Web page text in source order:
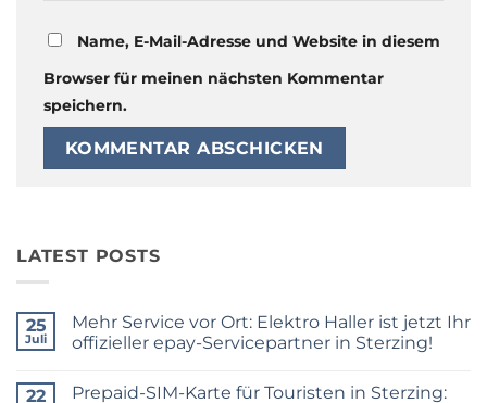
Name, E-Mail-Adresse und Website in diesem
Browser für meinen nächsten Kommentar
speichern.
LATEST POSTS
25
Juli
Mehr Service vor Ort: Elektro Haller ist jetzt Ihr
offizieller epay-Servicepartner in Sterzing!
zu
22
Prepaid-SIM-Karte für Touristen in Sterzing: